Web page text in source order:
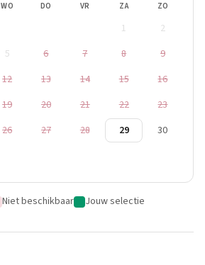
WO DO VR ZA ZO
1
2
5 6 7 8
9
12 13 14 15
16
19 20 21 22
23
26 27 28 29
30
Niet beschikbaar Jouw selectie